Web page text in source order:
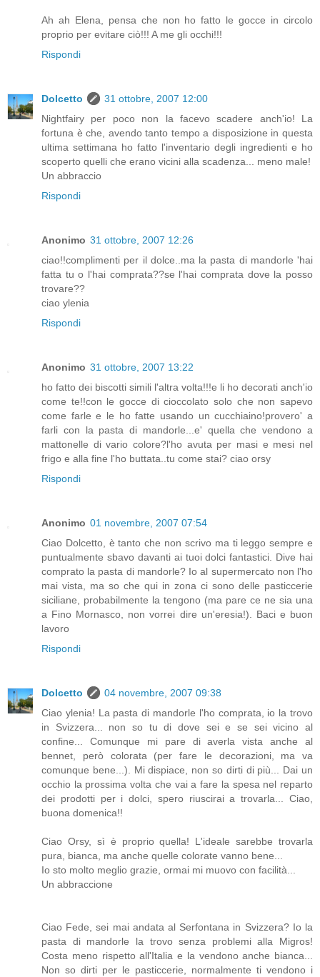
Ah ah Elena, pensa che non ho fatto le gocce in circolo
proprio per evitare ciò!!! A me gli occhi!!!
Rispondi
Dolcetto
31 ottobre, 2007 12:00
Nightfairy per poco non la facevo scadere anch'io! La
fortuna è che, avendo tanto tempo a disposizione in questa
ultima settimana ho fatto l'inventario degli ingredienti e ho
scoperto quelli che erano vicini alla scadenza... meno male!
Un abbraccio
Rispondi
Anonimo 31 ottobre, 2007 12:26
ciao!!complimenti per il dolce..ma la pasta di mandorle 'hai
fatta tu o l'hai comprata??se l'hai comprata dove la posso
trovare??
ciao ylenia
Rispondi
Anonimo 31 ottobre, 2007 13:22
ho fatto dei biscotti simili l'altra volta!!!e li ho decorati anch'io
come te!!con le gocce di cioccolato solo che non sapevo
come farle e le ho fatte usando un cucchiaino!provero' a
farli con la pasta di mandorle...e' quella che vendono a
mattonelle di vario colore?l'ho avuta per masi e mesi nel
frigo e alla fine l'ho buttata..tu come stai? ciao orsy
Rispondi
Anonimo 01 novembre, 2007 07:54
Ciao Dolcetto, è tanto che non scrivo ma ti leggo sempre e
puntualmente sbavo davanti ai tuoi dolci fantastici. Dive hai
comprato la pasta di mandorle? Io al supermercato non l'ho
mai vista, ma so che qui in zona ci sono delle pasticcerie
siciliane, probabilmente la tengono (ma pare ce ne sia una
a Fino Mornasco, non vorrei dire un'eresia!). Baci e buon
lavoro
Rispondi
Dolcetto
04 novembre, 2007 09:38
Ciao ylenia! La pasta di mandorle l'ho comprata, io la trovo
in Svizzera... non so tu di dove sei e se sei vicino al
confine... Comunque mi pare di averla vista anche al
bennet, però colorata (per fare le decorazioni, ma va
comunque bene...). Mi dispiace, non so dirti di più... Dai un
occhio la prossima volta che vai a fare la spesa nel reparto
dei prodotti per i dolci, spero riuscirai a trovarla... Ciao,
buona domenica!!
Ciao Orsy, sì è proprio quella! L'ideale sarebbe trovarla
pura, bianca, ma anche quelle colorate vanno bene...
Io sto molto meglio grazie, ormai mi muovo con facilità...
Un abbraccione
Ciao Fede, sei mai andata al Serfontana in Svizzera? Io la
pasta di mandorle la trovo senza problemi alla Migros!
Costa meno rispetto all'Italia e la vendono anche bianca...
Non so dirti per le pasticcerie, normalmente ti vendono i